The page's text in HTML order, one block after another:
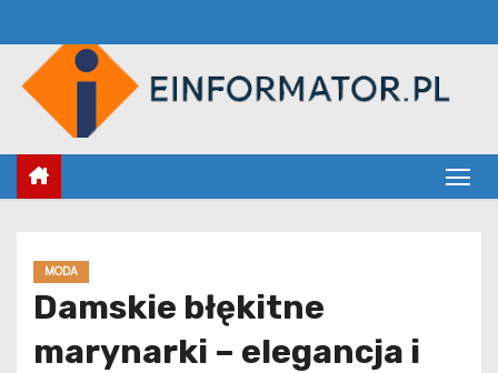
k
c
MODA
Damskie błękitne
marynarki – elegancja i